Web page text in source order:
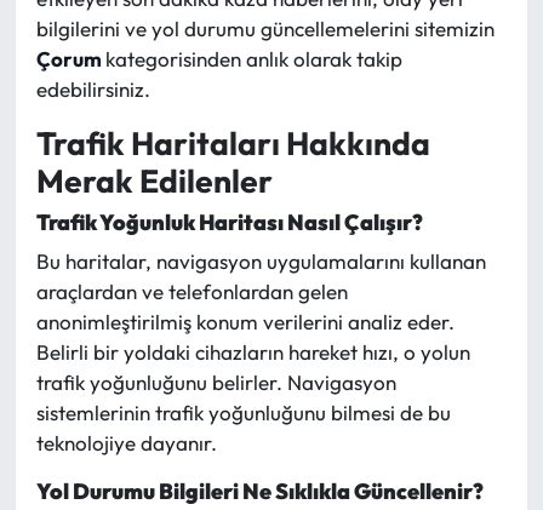
bilgilerini ve yol durumu güncellemelerini sitemizin
Çorum kategorisinden anlık olarak takip
edebilirsiniz.
Trafik Haritaları Hakkında
Merak Edilenler
Trafik Yoğunluk Haritası Nasıl Çalışır?
Bu haritalar, navigasyon uygulamalarını kullanan
araçlardan ve telefonlardan gelen
anonimleştirilmiş konum verilerini analiz eder.
Belirli bir yoldaki cihazların hareket hızı, o yolun
trafik yoğunluğunu belirler. Navigasyon
sistemlerinin trafik yoğunluğunu bilmesi de bu
teknolojiye dayanır.
Yol Durumu Bilgileri Ne Sıklıkla Güncellenir?